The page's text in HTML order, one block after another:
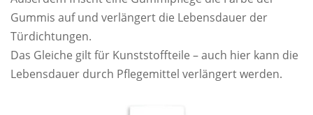
Gummis auf und verlängert die Lebensdauer der
Türdichtungen.
Das Gleiche gilt für Kunststoffteile – auch hier kann die
Lebensdauer durch Pflegemittel verlängert werden.